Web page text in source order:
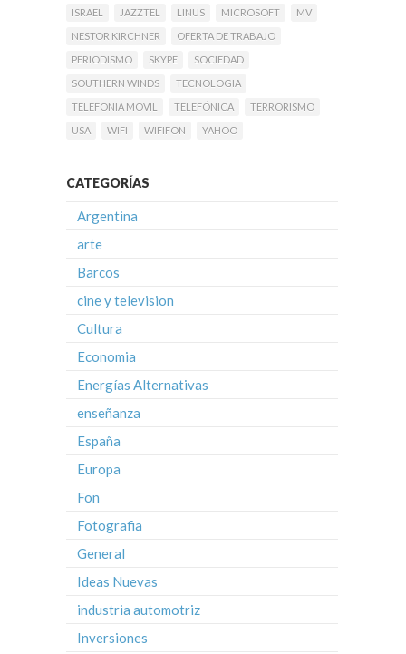
ISRAEL
JAZZTEL LINUS MICROSOFT
MV
NESTOR KIRCHNER
OFERTA DE TRABAJO
PERIODISMO
SKYPE
SOCIEDAD
SOUTHERN WINDS
TECNOLOGIA
TELEFONIA MOVIL
TELEFÓNICA
TERRORISMO
USA
WIFI WIFIFON YAHOO
CATEGORÍAS
Argentina
arte
Barcos
cine y television
Cultura
Economia
Energías Alternativas
enseñanza
España
Europa
Fon
Fotografia
General
Ideas Nuevas
industria automotriz
Inversiones